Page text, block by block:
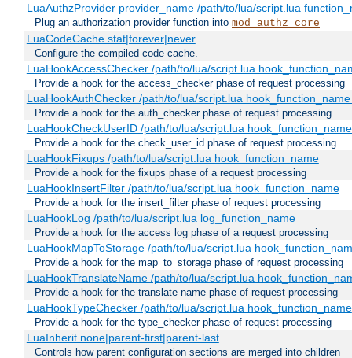
LuaAuthzProvider provider_name /path/to/lua/script.lua
Plug an authorization provider function into mod_authz_core
LuaCodeCache stat|forever|never
Configure the compiled code cache.
LuaHookAccessChecker /path/to/lua/script.lua
Provide a hook for the access_checker phase of request processing
LuaHookAuthChecker /path/to/lua/script.lua
Provide a hook for the auth_checker phase of request processing
LuaHookCheckUserID /path/to/lua/script.lua
Provide a hook for the check_user_id phase of request processing
LuaHookFixups /path/to/lua/script.lua hook_function_name
Provide a hook for the fixups phase of a request processing
LuaHookInsertFilter /path/to/lua/script.lua hook_function_name
Provide a hook for the insert_filter phase of request processing
LuaHookLog /path/to/lua/script.lua log_function_name
Provide a hook for the access log phase of a request processing
LuaHookMapToStorage /path/to/lua/script.lua
Provide a hook for the map_to_storage phase of request processing
LuaHookTranslateName /path/to/lua/script.lua
Provide a hook for the translate name phase of request processing
LuaHookTypeChecker /path/to/lua/script.lua hook_function_name
Provide a hook for the type_checker phase of request processing
LuaInherit none|parent-first|parent-last
Controls how parent configuration sections are merged into children